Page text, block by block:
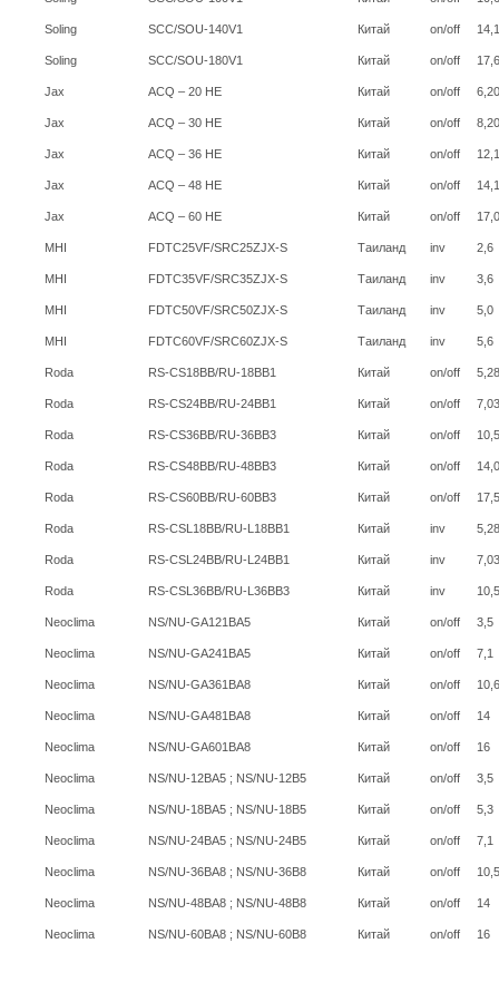
Soling SCC/SOU-140V1 Китай on/off
Soling SCC/SOU-180V1 Китай on/off
Jax ACQ – 20 HE Китай on/off 6,20
Jax ACQ – 30 HE Китай on/off 8,20
Jax ACQ – 36 HE Китай on/off
Jax ACQ – 48 HE Китай on/off
Jax ACQ – 60 HE Китай on/off
MHI FDTC25VF/SRC25ZJX-S Таиланд inv 2,6
MHI FDTC35VF/SRC35ZJX-S Таиланд inv 3,6
MHI FDTC50VF/SRC50ZJX-S Таиланд inv 5,0
MHI FDTC60VF/SRC60ZJX-S Таиланд inv 5,6
Roda RS-CS18BB/RU-18BB1 Китай on/off 5,28
Roda RS-CS24BB/RU-24BB1 Китай on/off 7,03
Roda RS-CS36BB/RU-36BB3 Китай on/off
Roda RS-CS48BB/RU-48BB3 Китай on/off
Roda RS-CS60BB/RU-60BB3 Китай on/off
Roda RS-CSL18BB/RU-L18BB1 Китай inv 5,28
Roda RS-CSL24BB/RU-L24BB1 Китай inv 7,03
Roda RS-CSL36BB/RU-L36BB3 Китай inv
Neoclima NS/NU-GA121BA5 Китай on/off 3,5
Neoclima NS/NU-GA241BA5 Китай on/off 7,1
Neoclima NS/NU-GA361BA8 Китай on/off 10,6
Neoclima NS/NU-GA481BA8 Китай on/off 14
Neoclima NS/NU-GA601BA8 Китай on/off 16
Neoclima NS/NU-12BA5 ; NS/NU-12B5 Китай on/off 3,5
Neoclima NS/NU-18BA5 ; NS/NU-18B5 Китай on/off 5,3
Neoclima NS/NU-24BA5 ; NS/NU-24B5 Китай on/off 7,1
Neoclima NS/NU-36BA8 ; NS/NU-36B8 Китай on/off 10,5
Neoclima NS/NU-48BA8 ; NS/NU-48B8 Китай on/off 14
Neoclima NS/NU-60BA8 ; NS/NU-60B8 Китай on/off 16